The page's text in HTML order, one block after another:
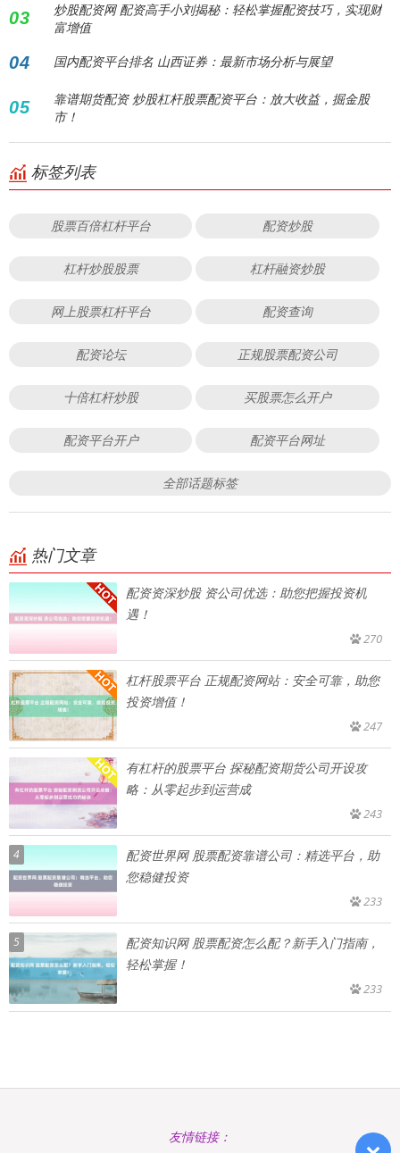
03
炒股配资网 配资高手小刘揭秘：轻松掌握配资技巧，实现财
富增值
04 国内配资平台排名 山西证券：最新市场分析与展望
05
靠谱期货配资 炒股杠杆股票配资平台：放大收益，掘金股
市！
标签列表
股票百倍杠杆平台 配资炒股
杠杆炒股股票 杠杆融资炒股
网上股票杠杆平台 配资查询
配资论坛 正规股票配资公司
十倍杠杆炒股 买股票怎么开户
配资平台开户 配资平台网址
全部话题标签
热门文章
配资资深炒股 资公司优选：助您把握投资机
遇！
270
杠杆股票平台 正规配资网站：安全可靠，助您
投资增值！
247
有杠杆的股票平台 探秘配资期货公司开设攻
略：从零起步到运营成
243
4
配资世界网 股票配资靠谱公司：精选平台，助
您稳健投资
233
5
配资知识网 股票配资怎么配？新手入门指南，
轻松掌握！
233
友情链接：